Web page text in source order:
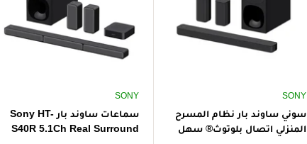
SONY
سوني ساوند بار نظام المسرح
المنزلي اتصال بلوتوث® سهل
SONY
سماعات ساوند بار Sony HT-
S40R 5.1Ch Real Surround